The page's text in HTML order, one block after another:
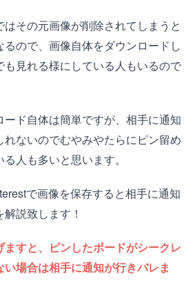
はその元画像が削除されてしまうと
るので、画像自体をダウンロードし
も見れる様にしている人もいるので
ード自体は簡単ですが、相手に通知
ないのでむやみやたらにピン留め
人も多いと思います。
で画像を保存すると相手に通知
説致します！
ますと、ピンしたボードがシークレ
場合は相手に通知が行きバレま